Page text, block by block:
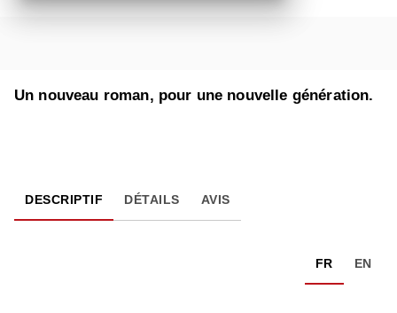
Un nouveau roman, pour une nouvelle génération.
DESCRIPTIF DÉTAILS AVIS
FR EN